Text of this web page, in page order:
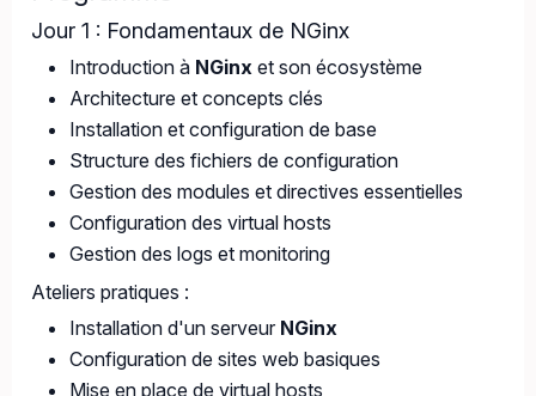
Jour 1 : Fondamentaux de NGinx
Introduction à NGinx et son écosystème
Architecture et concepts clés
Installation et configuration de base
Structure des fichiers de configuration
Gestion des modules et directives essentielles
Configuration des virtual hosts
Gestion des logs et monitoring
Ateliers pratiques :
Installation d'un serveur NGinx
Configuration de sites web basiques
Mise en place de virtual hosts